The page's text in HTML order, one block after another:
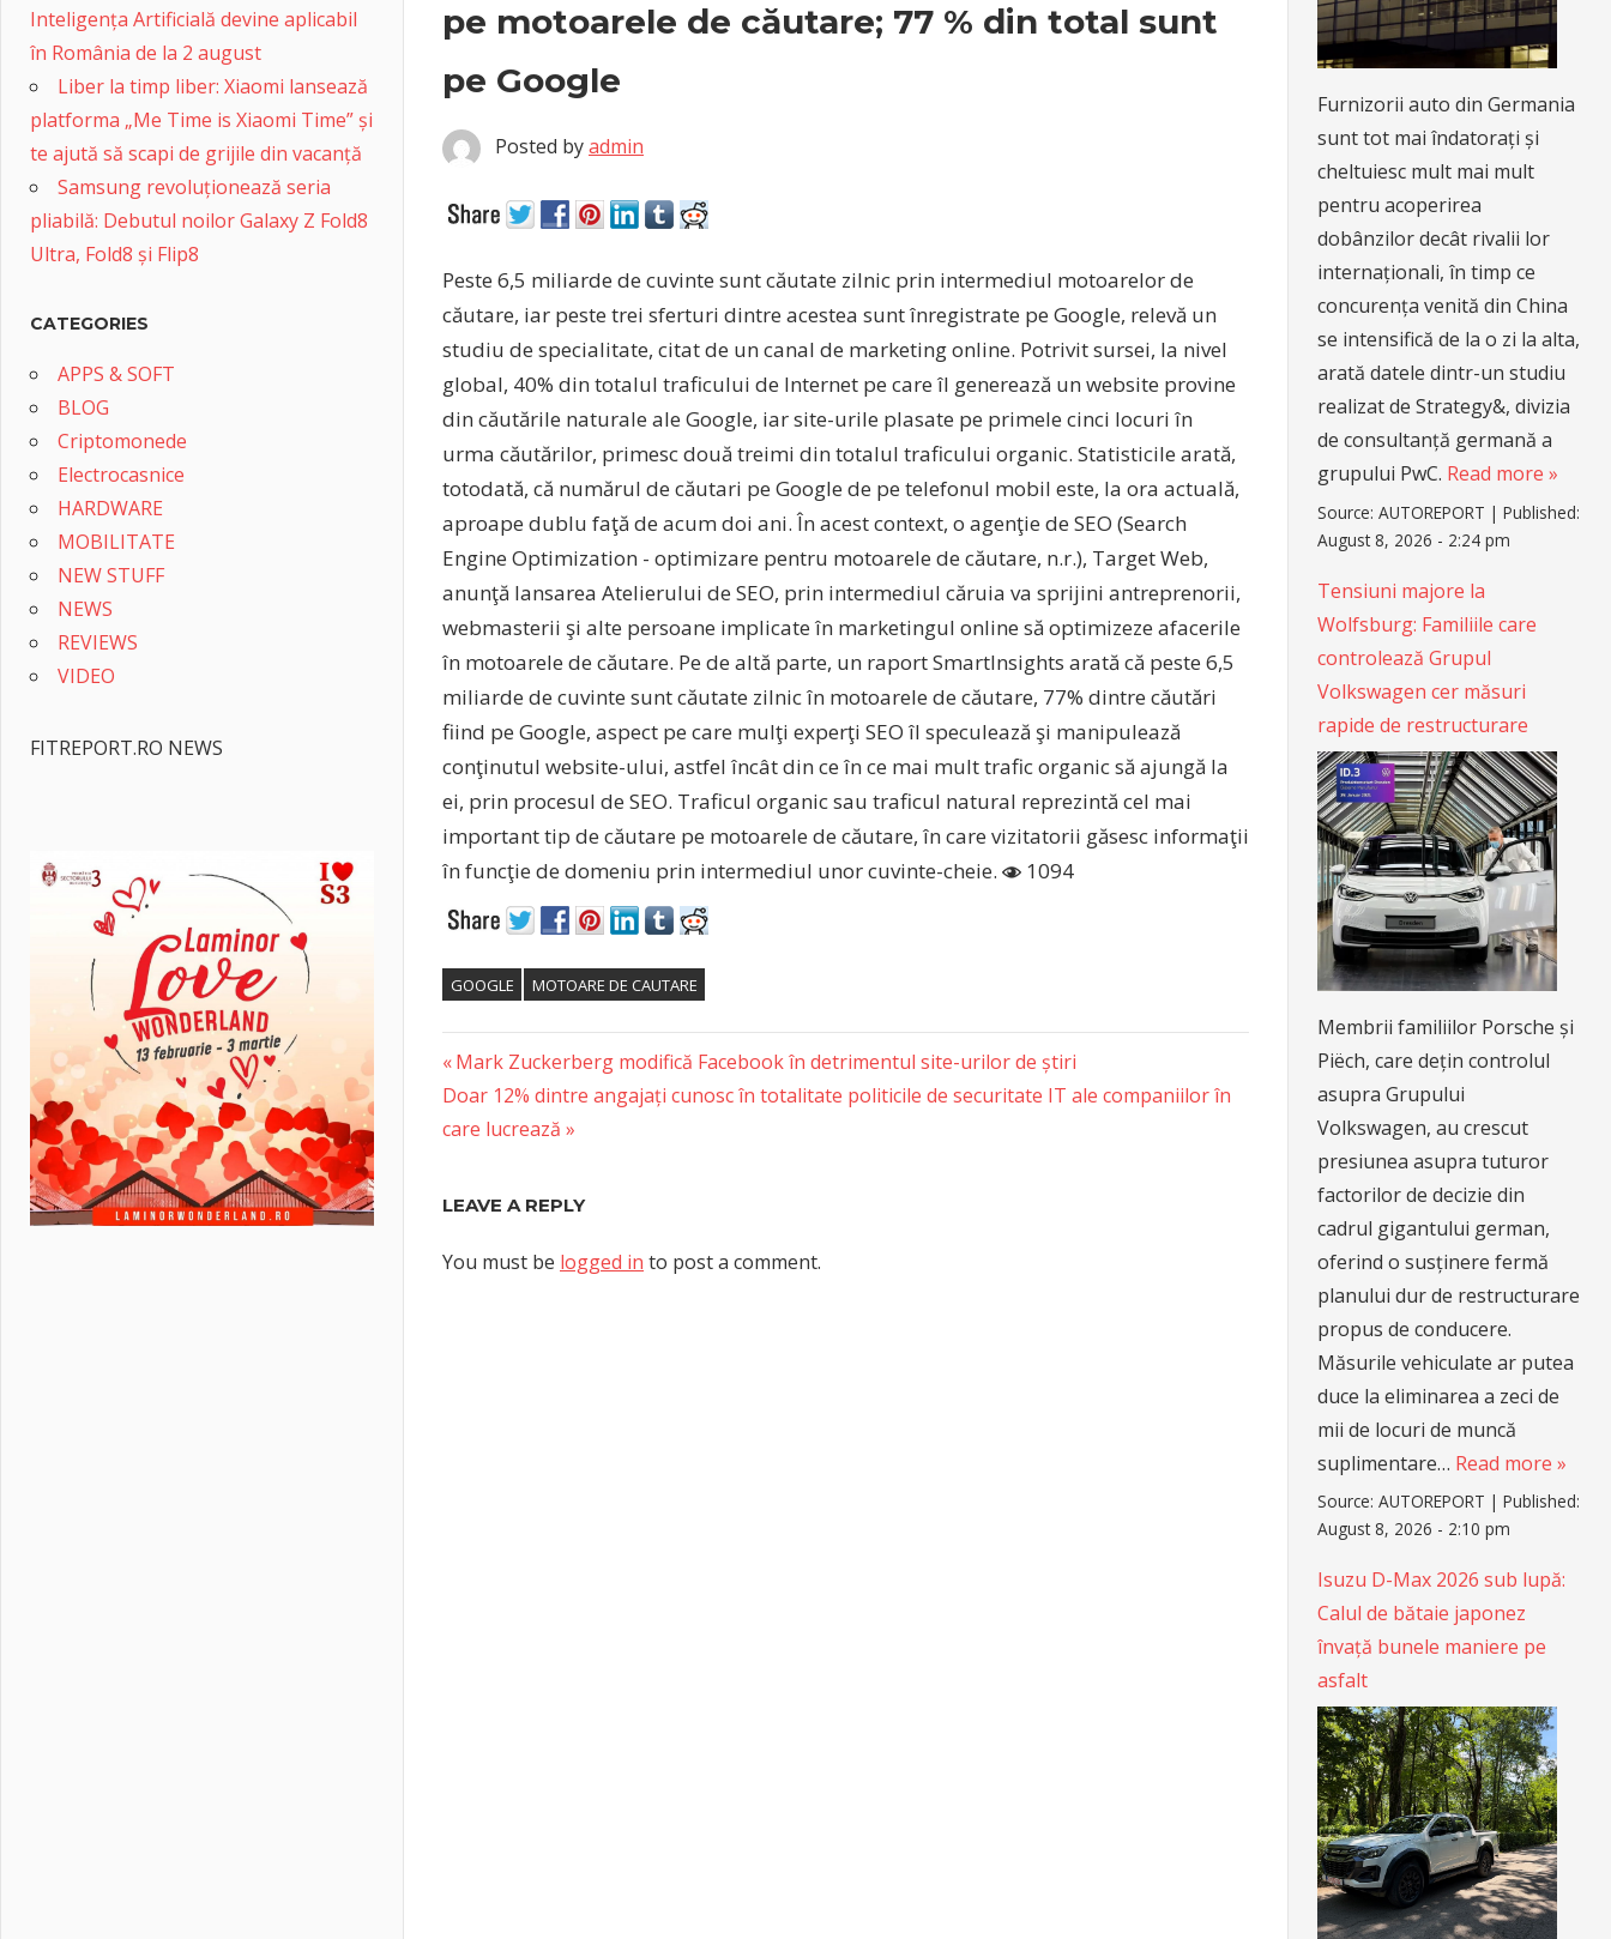
pe motoarele de căutare; 77 % din total sunt
pe Google
Posted byadmin
Peste 6,5 miliarde de cuvinte sunt căutate zilnic prin intermediul motoarelor de
căutare, iar peste trei sferturi dintre acestea sunt înregistrate pe Google, relevă un
studiu de specialitate, citat de un canal de marketing online. Potrivit sursei, la nivel
global, 40% din totalul traficului de Internet pe care îl generează un website provine
din căutările naturale ale Google, iar site-urile plasate pe primele cinci locuri în
urma căutărilor, primesc două treimi din totalul traficului organic. Statisticile arată,
totodată, că numărul de căutari pe Google de pe telefonul mobil este, la ora actuală,
aproape dublu faţă de acum doi ani. În acest context, o agenţie de SEO (Search
Engine Optimization - optimizare pentru motoarele de căutare, n.r.), Target Web,
anunţă lansarea Atelierului de SEO, prin intermediul căruia va sprijini antreprenorii,
webmasterii şi alte persoane implicate în marketingul online să optimizeze afacerile
în motoarele de căutare. Pe de altă parte, un raport SmartInsights arată că peste 6,5
miliarde de cuvinte sunt căutate zilnic în motoarele de căutare, 77% dintre căutări
fiind pe Google, aspect pe care mulţi experţi SEO îl speculează şi manipulează
conţinutul website-ului, astfel încât din ce în ce mai mult trafic organic să ajungă la
ei, prin procesul de SEO. Traficul organic sau traficul natural reprezintă cel mai
important tip de căutare pe motoarele de căutare, în care vizitatorii găsesc informaţii
în funcţie de domeniu prin intermediul unor cuvinte-cheie.
1094
GOOGLE MOTOARE DE CAUTARE
Post
navigation
Previous
Post:
Mark Zuckerberg modifică Facebook în detrimentul site-urilor de știri
Next
Post:
Doar 12% dintre angajați cunosc în totalitate politicile de securitate IT ale companiilor în
care lucrează
LEAVE A REPLY
You must be logged in to post a comment.
Inteligența Artificială devine aplicabil
în România de la 2 august
Liber la timp liber: Xiaomi lansează
platforma „Me Time is Xiaomi Time” și
te ajută să scapi de grijile din vacanță
Samsung revoluționează seria
pliabilă: Debutul noilor Galaxy Z Fold8
Ultra, Fold8 și Flip8
CATEGORIES
APPS & SOFT
BLOG
Criptomonede
Electrocasnice
HARDWARE
MOBILITATE
NEW STUFF
NEWS
REVIEWS
VIDEO
FITREPORT.RO NEWS
Furnizorii auto din Germania
sunt tot mai îndatorați și
cheltuiesc mult mai mult
pentru acoperirea
dobânzilor decât rivalii lor
internaționali, în timp ce
concurența venită din China
se intensifică de la o zi la alta,
arată datele dintr-un studiu
realizat de Strategy&, divizia
de consultanță germană a
grupului PwC. Read more »
Source:AUTOREPORT |Published:
August 8, 2026 - 2:24 pm
Tensiuni majore la
Wolfsburg: Familiile care
controlează Grupul
Volkswagen cer măsuri
rapide de restructurare
Membrii familiilor Porsche și
Piëch, care dețin controlul
asupra Grupului
Volkswagen, au crescut
presiunea asupra tuturor
factorilor de decizie din
cadrul gigantului german,
oferind o susținere fermă
planului dur de restructurare
propus de conducere.
Măsurile vehiculate ar putea
duce la eliminarea a zeci de
mii de locuri de muncă
suplimentare… Read more »
Source:AUTOREPORT |Published:
August 8, 2026 - 2:10 pm
Isuzu D-Max 2026 sub lupă:
Calul de bătaie japonez
învață bunele maniere pe
asfalt